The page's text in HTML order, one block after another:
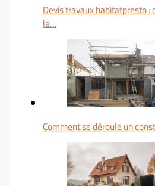
Devis travaux habitatpresto
le…
Comment se déroule un